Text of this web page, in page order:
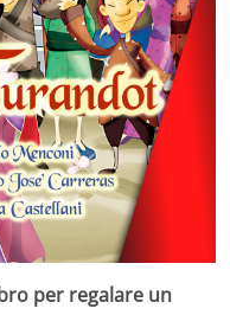
per regalare un